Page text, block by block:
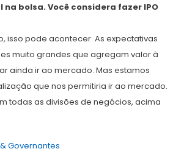
bolsa. Você considera fazer IPO
isso pode acontecer. As expectativas
muito grandes que agregam valor à
ainda ir ao mercado. Mas estamos
que nos permitiria ir ao mercado.
todas as divisões de negócios, acima
Governantes